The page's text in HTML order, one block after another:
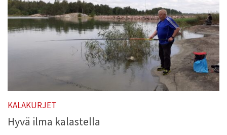
KALAKURJET
Hyvä ilma kalastella